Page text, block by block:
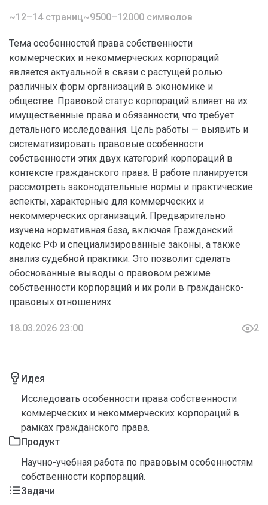
~12–14 страниц~9500–12000 символов
Тема особенностей права собственности
коммерческих и некоммерческих корпораций
является актуальной в связи с растущей ролью
различных форм организаций в экономике и
обществе. Правовой статус корпораций влияет на их
имущественные права и обязанности, что требует
детального исследования. Цель работы — выявить и
систематизировать правовые особенности
собственности этих двух категорий корпораций в
контексте гражданского права. В работе планируется
рассмотреть законодательные нормы и практические
аспекты, характерные для коммерческих и
некоммерческих организаций. Предварительно
изучена нормативная база, включая Гражданский
кодекс РФ и специализированные законы, а также
анализ судебной практики. Это позволит сделать
обоснованные выводы о правовом режиме
собственности корпораций и их роли в гражданско-
правовых отношениях.
18.03.2026 23:00 2
Идея
Исследовать особенности права собственности
коммерческих и некоммерческих корпораций в
рамках гражданского права.
Продукт
Научно-учебная работа по правовым особенностям
собственности корпораций.
Задачи